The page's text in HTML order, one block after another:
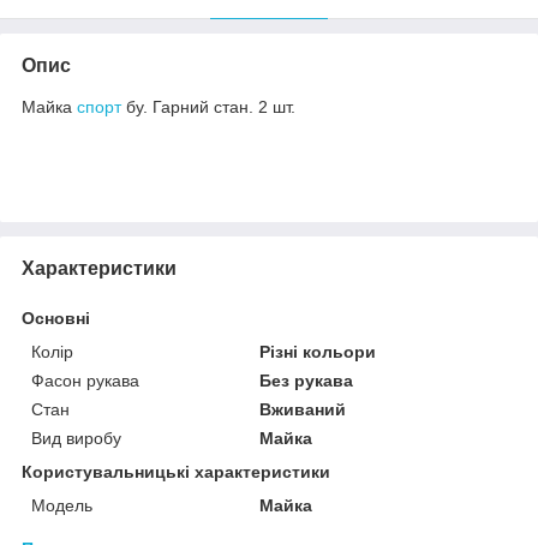
Опис
Майка спортбу. Гарний стан. 2 шт.
Характеристики
Основні
Колір
Різні кольори
Фасон рукава
Без рукава
Стан
Вживаний
Вид виробу
Майка
Користувальницькі характеристики
Модель
Майка